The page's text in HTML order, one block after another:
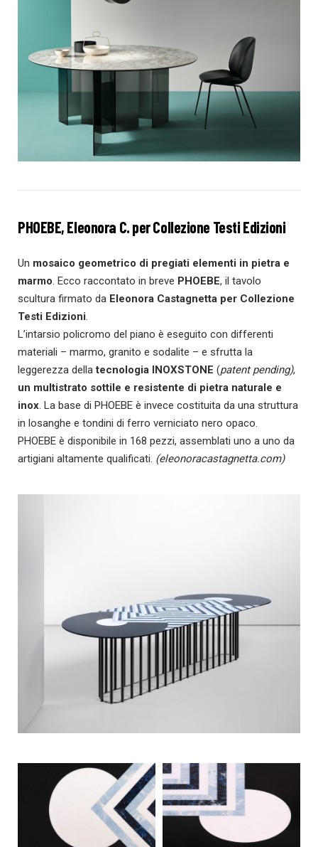
PHOEBE, Eleonora C. per Collezione Testi Edizioni
Un mosaico geometrico di pregiati elementi in pietra e
marmo . Ecco raccontato in breve PHOEBE, il tavolo
scultura firmato da Eleonora Castagnetta per Collezione
Testi Edizioni
L’intarsio policromo del piano è eseguito con differenti
materiali – marmo, granito e sodalite – e sfrutta la
leggerezza dellatecnologia INOXSTONE (patent pending),
un multistrato sottile e resistente di pietra naturale e
inox . La base di PHOEBE è invece costituita da una struttura
in losanghe e tondini di ferro verniciato nero opaco.
PHOEBE è disponibile in 168 pezzi, assemblati uno a uno da
artigiani altamente qualificati. (eleonoracastagnetta.com)